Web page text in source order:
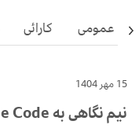
عمومی کارائی
15 مهر 1404
نیم نگاهی به Claude Code و برتری بزرگش به Cursor